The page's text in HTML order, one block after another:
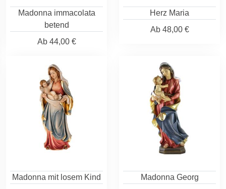
Madonna immacolata
betend
Ab44,00 €
Herz Maria
Ab48,00 €
Madonna mit losem Kind
Madonna Georg